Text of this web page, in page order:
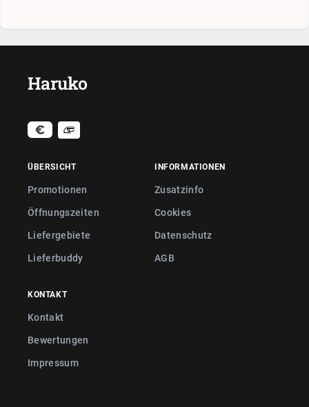
Haruko
ÜBERSICHT
Promotionen
Öffnungszeiten
Liefergebiete
Lieferbuddy
INFORMATIONEN
Zusatzinfo
Cookies
Datenschutz
AGB
KONTAKT
Kontakt
Bewertungen
Impressum